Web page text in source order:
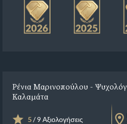
Ρένια Μαρινοπούλου -
Καλαμάτα
5/ 9 Αξιολογήσεις